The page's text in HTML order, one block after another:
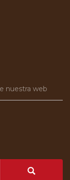
nuestra web